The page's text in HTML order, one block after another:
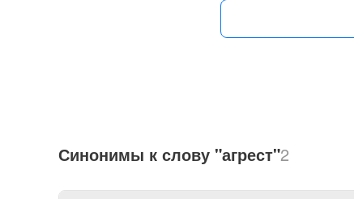
Синонимы к слову "агрест"2